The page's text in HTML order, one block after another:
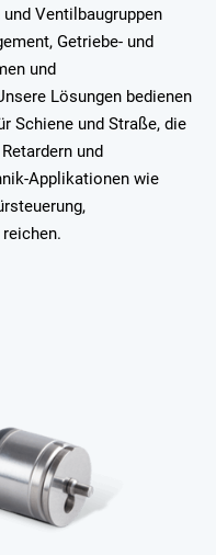
Ventilbaugruppen
Getriebe- und
und
Lösungen bedienen
Schiene und Straße, die
und
Applikationen wie